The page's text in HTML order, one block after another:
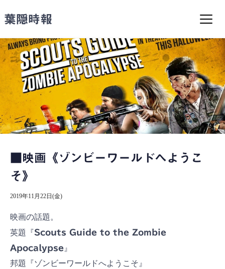
ン
ン
ツ
へ
キ
プ
葉隠時報
■映画《ゾンビーワールドへようこ
そ》
2019年11月22日(金)
映画の話題。
英題『Scouts Guide to the Zombie
Apocalypse 』
邦題『ゾンビーワールドへようこそ』